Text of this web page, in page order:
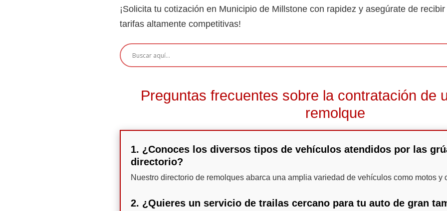
¡Solicita tu cotización en Municipio de Millstone con rapidez y asegúrate de
tarifas altamente competitivas!
Preguntas frecuentes sobre la contratación de
remolque
1. ¿Conoces los diversos tipos de vehículos atendidos por las
directorio?
Nuestro directorio de remolques abarca una amplia variedad de vehículos como motos y
2. ¿Quieres un servicio de trailas cercano para tu auto de gran